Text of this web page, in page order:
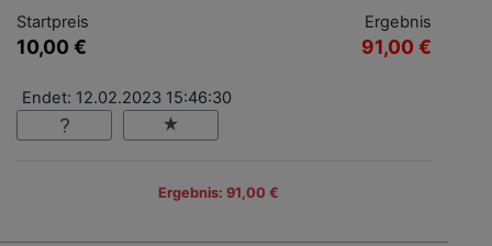
Startpreis
10,00 €
Ergebnis
91,00 €
Endet: 12.02.2023 15:46:30
Ergebnis: 91,00 €